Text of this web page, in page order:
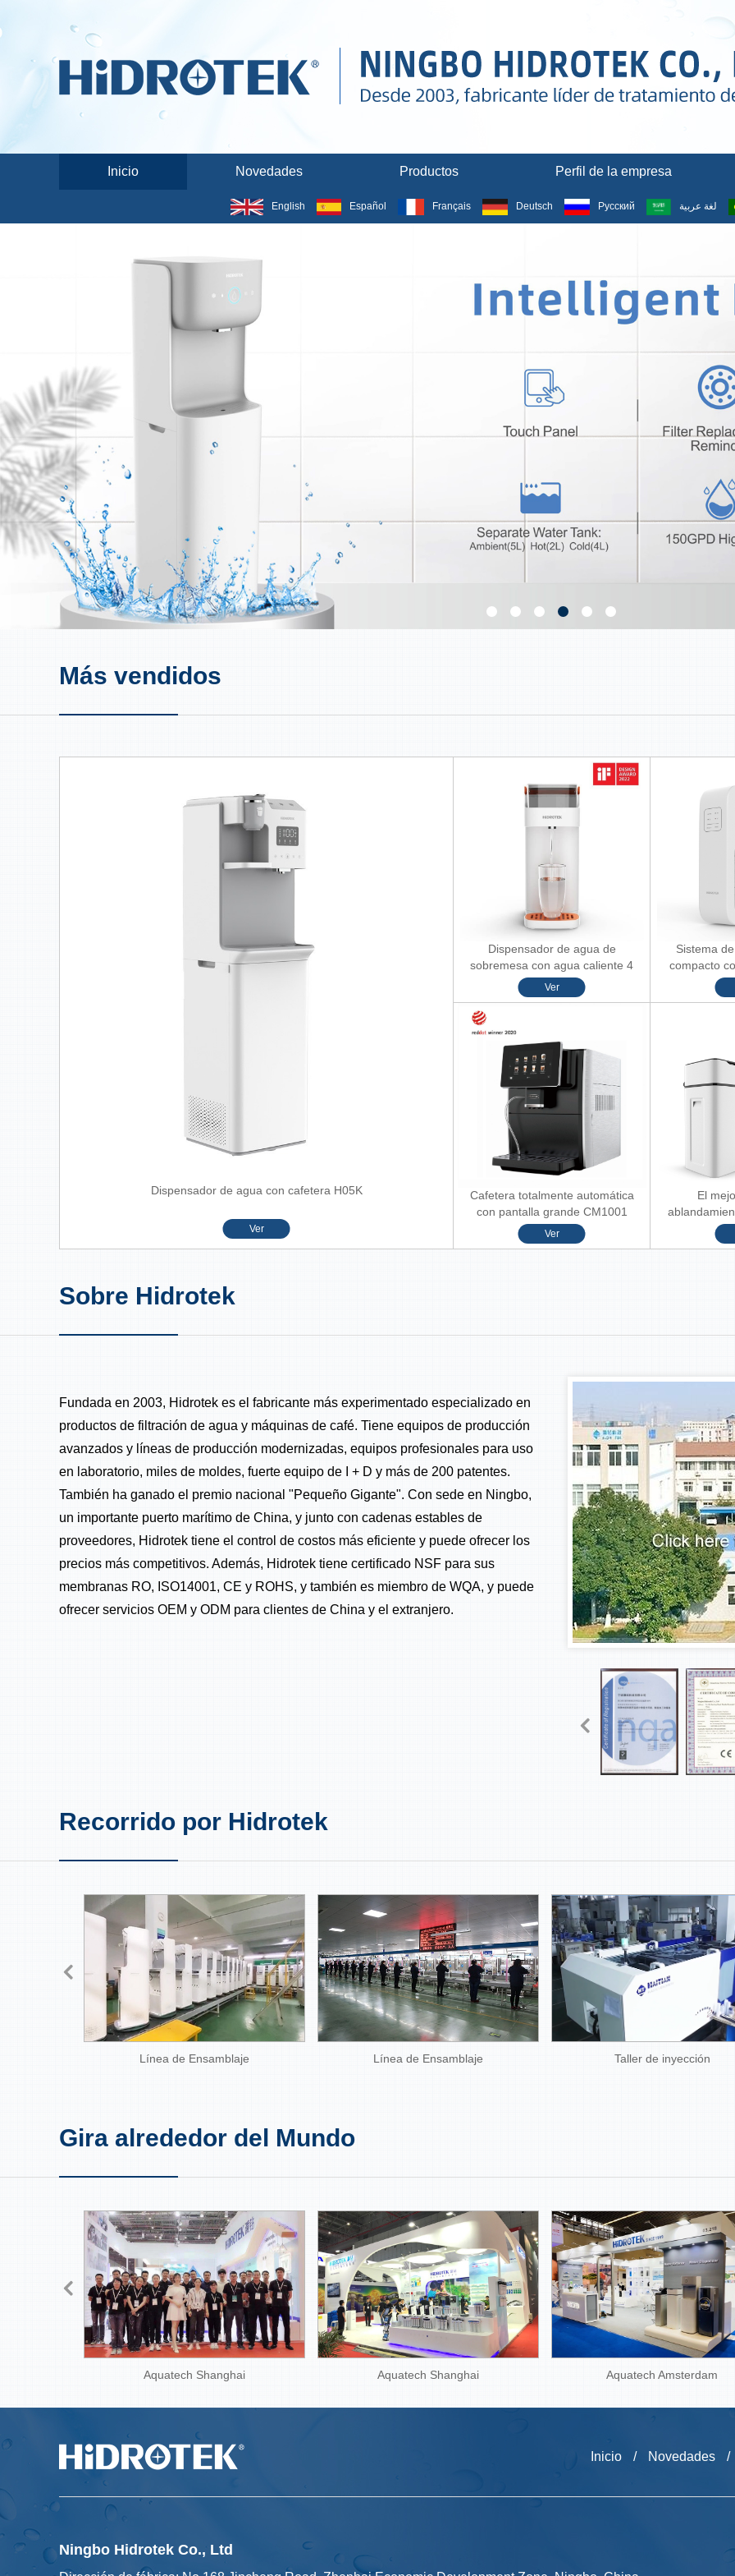
Inicio Novedades Productos Perfil de la empresa
English Español Français Deutsch Русский لغة عربية
Más vendidos
Dispensador de agua con cafetera H05K
Ver
Dispensador de agua de
sobremesa con agua caliente 4
opciones de temperatura T04
Ver
Sistema
compacto
Cafetera totalmente automática
con pantalla grande CM1001
Ver
El
Sobre Hidrotek
Fundada en 2003, Hidrotek es el fabricante más experimentado especializado en
productos de filtración de agua y máquinas de café. Tiene equipos de producción
avanzados y líneas de producción modernizadas, equipos profesionales para uso
en laboratorio, miles de moldes, fuerte equipo de I + D y más de 200 patentes.
También ha ganado el premio nacional "Pequeño Gigante". Con sede en Ningbo,
un importante puerto marítimo de China, y junto con cadenas estables de
proveedores, Hidrotek tiene el control de costos más eficiente y puede ofrecer los
precios más competitivos. Además, Hidrotek tiene certificado NSF para sus
membranas RO, ISO14001, CE y ROHS, y también es miembro de WQA, y puede
ofrecer servicios OEM y ODM para clientes de China y el extranjero.
Recorrido por Hidrotek
Línea de Ensamblaje Línea de Ensamblaje Taller de inyección
Gira alrededor del Mundo
Aquatech Shanghai Aquatech Shanghai Aquatech Amsterdam
Inicio / Novedades /
Ningbo Hidrotek Co., Ltd